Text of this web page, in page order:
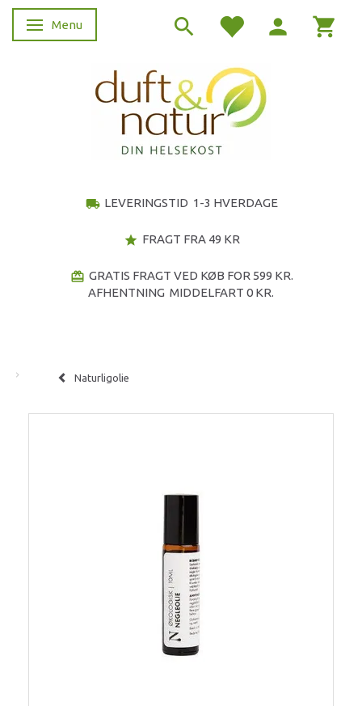
Skifte navigation
Menu
local_shipping LEVERINGSTID 1-3 HVERDAGE
star FRAGT FRA 49 KR
redeem GRATIS FRAGT VED KØB FOR 599 KR.
AFHENTNING MIDDELFART 0 KR.
Naturligolie